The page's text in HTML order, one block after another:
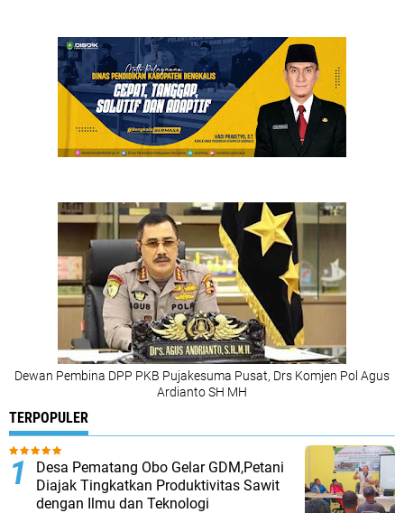
Dewan Pembina DPP PKB Pujakesuma Pusat, Drs Komjen Pol Agus
Ardianto SH MH
TERPOPULER
Desa Pematang Obo Gelar GDM,Petani
Diajak Tingkatkan Produktivitas Sawit
dengan Ilmu dan Teknologi